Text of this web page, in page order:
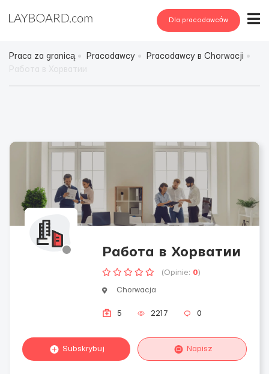
Dla pracodawców
Praca za granicą Pracodawcy
Pracodawcy в Chorwacji
Работа в Хорватии
(Opinie: 0)
Chorwacja
5 2217 0
Subskrybuj Napisz